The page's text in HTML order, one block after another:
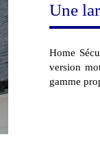
Une
Home
version
gamme